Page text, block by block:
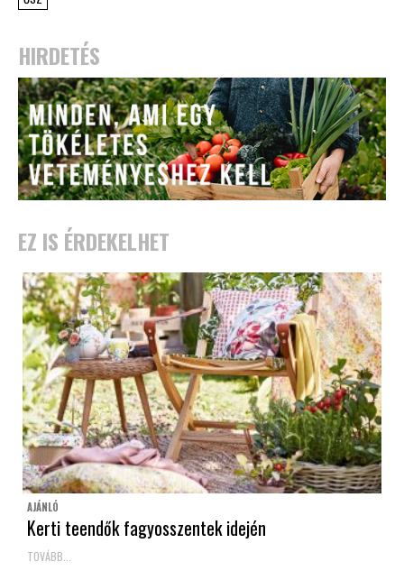
HIRDETÉS
EZ IS ÉRDEKELHET
AJÁNLÓ
Kerti teendők fagyosszentek idején
TOVÁBB...